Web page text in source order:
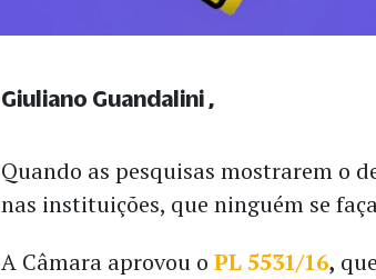
Quando as pesquisas mostrarem o
nas instituições, que ninguém se
A Câmara aprovou o PL 5531/16,
Giuliano Guandalini